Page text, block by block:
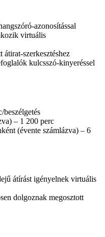
azonosítással
virtuális
szerkesztéshez
kulcsszó-kinyeréssel
beszélgetés
– 1 200 perc
(évente számlázva) – 6
átírást igényelnek virtuális
dolgoznak megosztott